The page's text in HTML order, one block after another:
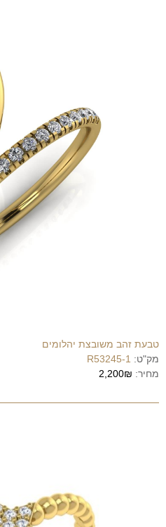
טבעת זהב משובצת יהלומים
מק"ט: R53245-1
מחיר: 2,200₪